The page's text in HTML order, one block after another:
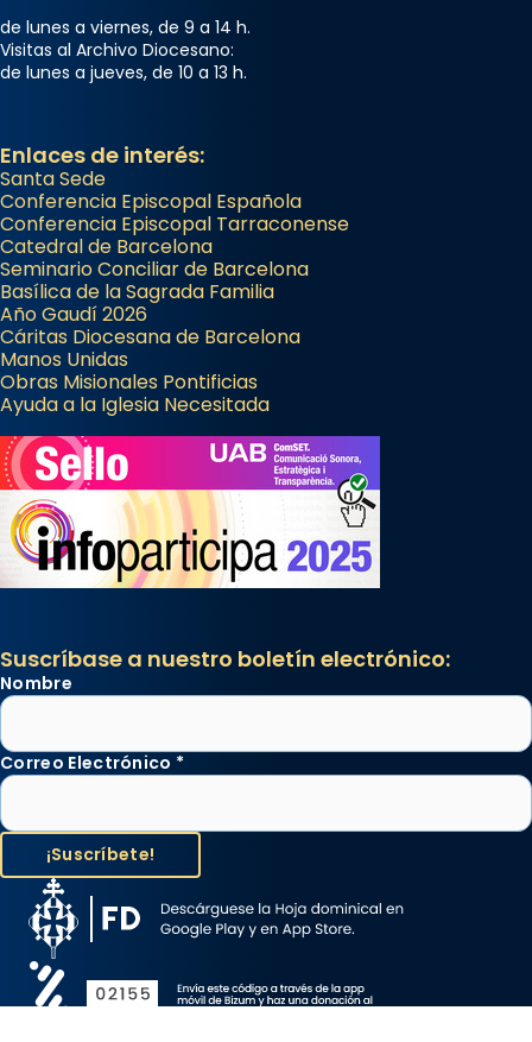
de lunes a viernes, de 9 a 14 h.
Visitas al Archivo Diocesano:
de lunes a jueves, de 10 a 13 h.
Enlaces de interés:
Santa Sede
Conferencia Episcopal Española
Conferencia Episcopal Tarraconense
Catedral de Barcelona
Seminario Conciliar de Barcelona
Basílica de la Sagrada Familia
Año Gaudí 2026
Cáritas Diocesana de Barcelona
Manos Unidas
Obras Misionales Pontificias
Ayuda a la Iglesia Necesitada
Suscríbase a nuestro boletín electrónico:
Nombre
Correo Electrónico *